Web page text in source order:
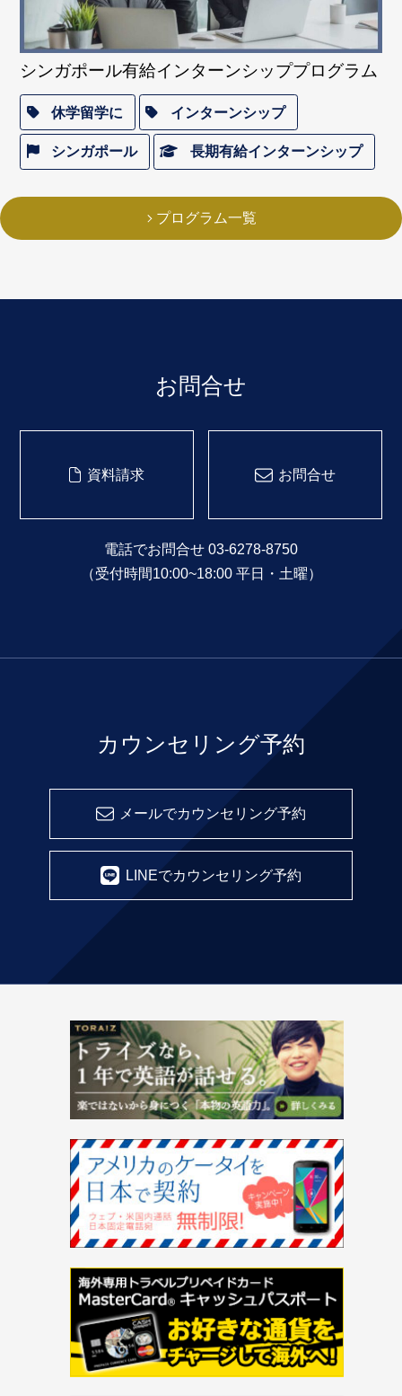
シンガポール有給インターンシッププログラム
休学留学に インターンシップ
シンガポール 長期有給インターンシップ
プログラム一覧
お問合せ
資料請求 お問合せ
電話でお問合せ 03-6278-8750
（受付時間10:00~18:00 平日・土曜）
カウンセリング予約
メールでカウンセリング予約
LINEでカウンセリング予約